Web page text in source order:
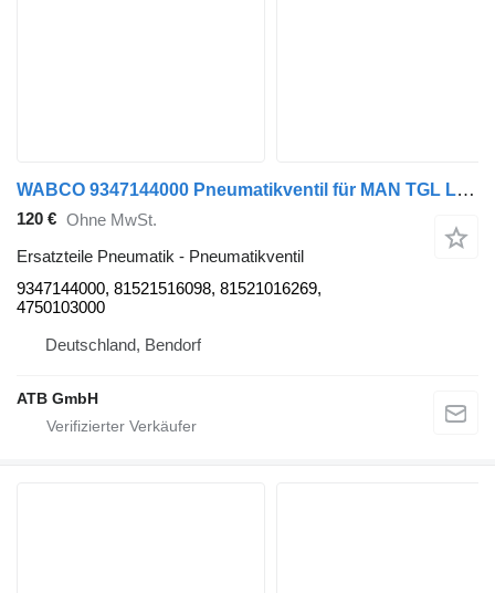
WABCO 9347144000 Pneumatikventil für MAN TGL LKW
120 € Ohne MwSt.
Ersatzteile Pneumatik - Pneumatikventil
9347144000, 81521516098, 81521016269,
4750103000
Deutschland, Bendorf
ATB GmbH